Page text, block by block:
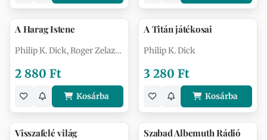
A Harag Istene
Philip K. Dick, Roger Zelazny
2 880 Ft
Kosárba
A Titán játékosai
Philip K. Dick
3 280 Ft
Kosárba
Visszafelé világ Szabad Albemuth Rádió